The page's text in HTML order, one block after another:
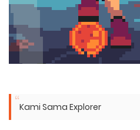
Kami Sama Explorer